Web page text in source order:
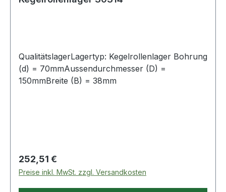
QualitätslagerLagertyp: Kegelrollenlager Bohrung
(d) = 70mmAussendurchmesser (D) =
150mmBreite (B) = 38mm
Regulärer Preis:
252,51 €
Preise inkl. MwSt. zzgl. Versandkosten